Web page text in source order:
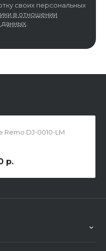
своих персональных
в отношении
DJ-0010-LM
р.